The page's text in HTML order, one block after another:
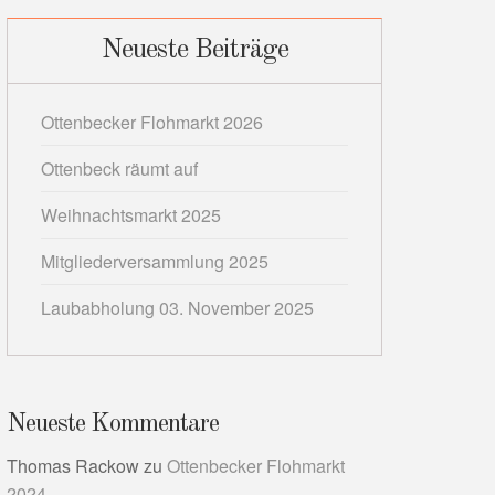
Neueste Beiträge
Ottenbecker Flohmarkt 2026
Ottenbeck räumt auf
Weihnachtsmarkt 2025
Mitgliederversammlung 2025
Laubabholung 03. November 2025
Neueste Kommentare
Thomas Rackowzu Ottenbecker Flohmarkt